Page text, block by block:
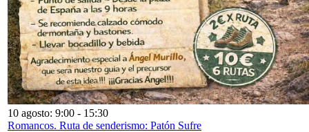
10 agosto: 9:00 - 15:30
Romancos. Ruta de senderismo: Patón Sufre